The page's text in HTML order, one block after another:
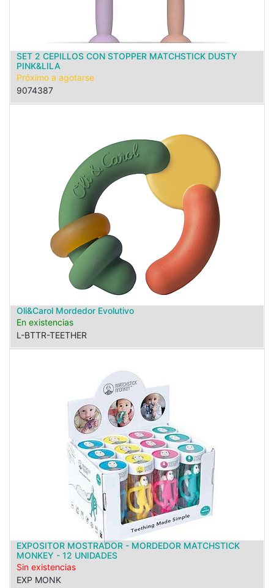
SET 2 CEPILLOS CON STOPPER MATCHSTICK DUSTY
PINK&LILA
Próximo a agotarse
9074387
Oli&Carol Mordedor Evolutivo
En existencias
L-BTTR-TEETHER
EXPOSITOR MOSTRADOR - MORDEDOR MATCHSTICK
MONKEY - 12 UNIDADES
Sin existencias
EXP MONK